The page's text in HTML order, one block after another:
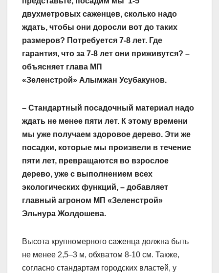
двухметровых саженцев, сколько надо
ждать, чтобы они доросли вот до таких
размеров? Потребуется 7-8 лет. Где
гарантия, что за 7-8 лет они приживутся? –
объясняет глава МП
«Зеленстрой» Алымжан Усубакунов.
– Стандартный посадочный материал надо
ждать не менее пяти лет. К этому времени
мы уже получаем здоровое дерево. Эти же
посадки, которые мы произвели в течение
пяти лет, превращаются во взрослое
дерево, уже с выполнением всех
экологических функций, – добавляет
главный агроном МП «Зеленстрой»
Эльнура Жолдошева.
Высота крупномерного саженца должна быть
не менее 2,5–3 м, обхватом 8-10 см. Также,
согласно стандартам городских властей, у